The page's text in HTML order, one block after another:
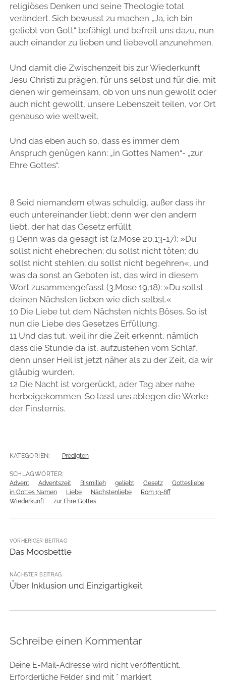
religiöses Denken und seine Theologie total
verändert. Sich bewusst zu machen „Ja, ich bin
geliebt von Gott“ befähigt und befreit uns dazu, nun
auch einander zu lieben und liebevoll anzunehmen.
Und damit die Zwischenzeit bis zur Wiederkunft
Jesu Christi zu prägen, für uns selbst und für die, mit
denen wir gemeinsam, ob von uns nun gewollt oder
auch nicht gewollt, unsere Lebenszeit teilen, vor Ort
genauso wie weltweit.
Und das eben auch so, dass es immer dem
Anspruch genügen kann: „in Gottes Namen“- „zur
Ehre Gottes“.
8 Seid niemandem etwas schuldig, außer dass ihr
euch untereinander liebt; denn wer den andern
liebt, der hat das Gesetz erfüllt.
9 Denn was da gesagt ist (2.Mose 20,13-17): »Du
sollst nicht ehebrechen; du sollst nicht töten; du
sollst nicht stehlen; du sollst nicht begehren«, und
was da sonst an Geboten ist, das wird in diesem
Wort zusammengefasst (3.Mose 19,18): »Du sollst
deinen Nächsten lieben wie dich selbst.«
10 Die Liebe tut dem Nächsten nichts Böses. So ist
nun die Liebe des Gesetzes Erfüllung.
11 Und das tut, weil ihr die Zeit erkennt, nämlich
dass die Stunde da ist, aufzustehen vom Schlaf,
denn unser Heil ist jetzt näher als zu der Zeit, da wir
gläubig wurden.
12 Die Nacht ist vorgerückt, ader Tag aber nahe
herbeigekommen. So lasst uns ablegen die Werke
der Finsternis.
KATEGORIEN: Predigten
SCHLAGWÖRTER:
Advent
Adventszeit Bismilleh geliebt Gesetz
Gottesliebe
in Gottes Namen
Liebe Nächstenliebe
Röm 13-8ff
Wiederkunft
zur Ehre Gottes
VORHERIGER BEITRAG
Das Moosbettle
NÄCHSTER BEITRAG
Über Inklusion und Einzigartigkeit
Schreibe einen Kommentar
Deine E-Mail-Adresse wird nicht veröffentlicht.
Erforderliche Felder sind mit * markiert